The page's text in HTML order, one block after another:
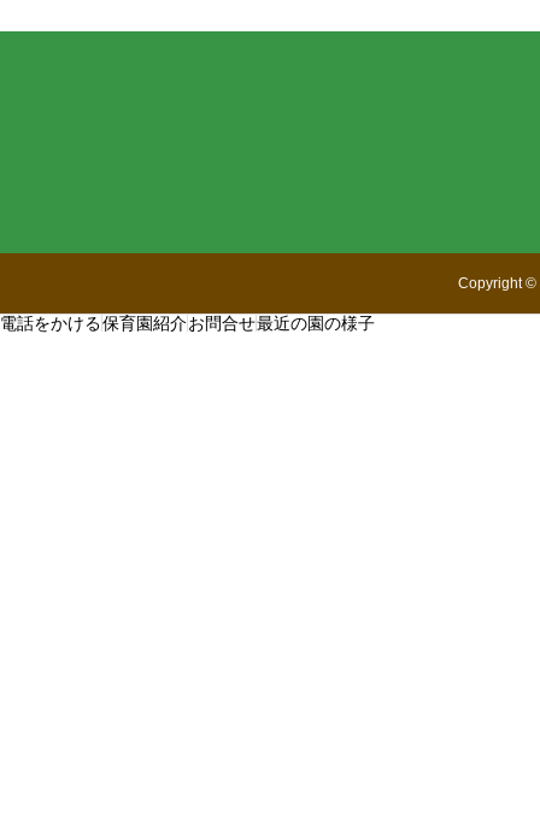
Copyright©
電話をかける保育園紹介お問合せ最近の園の様子